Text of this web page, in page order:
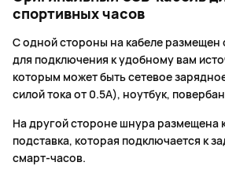
спортивных часов
С одной стороны на кабеле размещен
для подключения к удобному вам
которым может быть сетевое
силой тока от 0.5A), ноутбук,
На другой стороне шнура размещена
подставка, которая подключается к
смарт-часов.